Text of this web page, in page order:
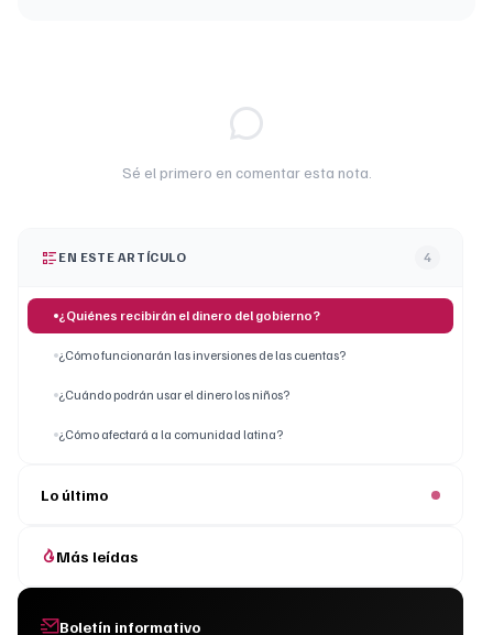
Sé el primero en comentar esta nota.
EN ESTE ARTÍCULO 4
¿Quiénes recibirán el dinero del gobierno?
¿Cómo funcionarán las inversiones de las cuentas?
¿Cuándo podrán usar el dinero los niños?
¿Cómo afectará a la comunidad latina?
Lo último
Más leídas
Boletín informativo